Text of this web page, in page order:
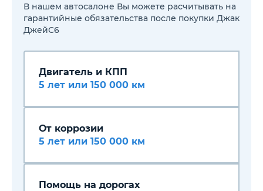
В нашем автосалоне Вы можете расчитывать на
гарантийные обязательства после покупки Джак
ДжейС6
Двигатель и КПП
5 лет или 150 000 км
От коррозии
5 лет или 150 000 км
Помощь на дорогах